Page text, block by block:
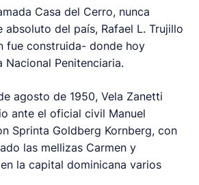
Casa del Cerro, nunca
del país, Rafael L. Trujillo
fue construida- donde hoy
Nacional Penitenciaria.
agosto de 1950, Vela Zanetti
ante el oficial civil Manuel
Sprinta Goldberg Kornberg, con
las mellizas Carmen y
la capital dominicana varios